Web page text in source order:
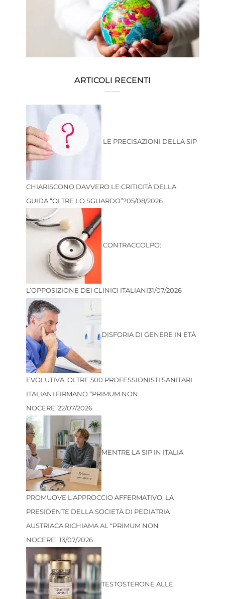
ARTICOLI RECENTI
LE PRECISAZIONI DELLA SIP
CHIARISCONO DAVVERO LE CRITICITÀ DELLA
GUIDA “OLTRE LO SGUARDO”?05/08/2026
CONTRACCOLPO:
L’OPPOSIZIONE DEI CLINICI ITALIANI31/07/2026
DISFORIA DI GENERE IN ETÀ
EVOLUTIVA: OLTRE 500 PROFESSIONISTI SANITARI
ITALIANI FIRMANO “PRIMUM NON
NOCERE”22/07/2026
MENTRE LA SIP IN ITALIA
PROMUOVE L’APPROCCIO AFFERMATIVO, LA
PRESIDENTE DELLA SOCIETÀ DI PEDIATRIA
AUSTRIACA RICHIAMA AL “PRIMUM NON
NOCERE”13/07/2026
TESTOSTERONE ALLE